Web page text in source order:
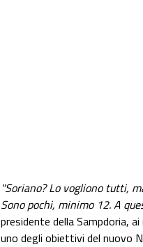
"Soriano? Lo vogliono tutti,
Sono pochi, minimo 12. A
presidente della Sampdoria,
uno degli obiettivi del nuovo